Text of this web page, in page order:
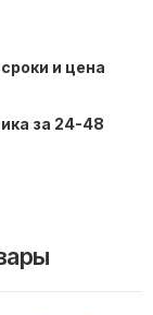
и цена
за 24-48